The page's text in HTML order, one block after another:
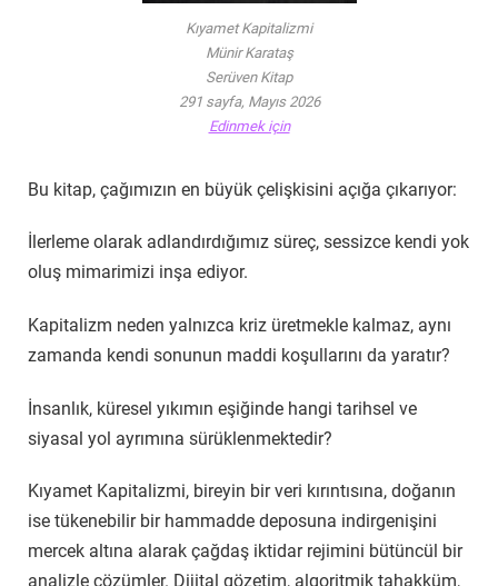
Kıyamet Kapitalizmi
Münir Karataş
Serüven Kitap
291 sayfa, Mayıs 2026
Edinmek için
Bu kitap, çağımızın en büyük çelişkisini açığa çıkarıyor:
İlerleme olarak adlandırdığımız süreç, sessizce kendi yok
oluş mimarimizi inşa ediyor.
Kapitalizm neden yalnızca kriz üretmekle kalmaz, aynı
zamanda kendi sonunun maddi koşullarını da yaratır?
İnsanlık, küresel yıkımın eşiğinde hangi tarihsel ve
siyasal yol ayrımına sürüklenmektedir?
Kıyamet Kapitalizmi, bireyin bir veri kırıntısına, doğanın
ise tükenebilir bir hammadde deposuna indirgenişini
mercek altına alarak çağdaş iktidar rejimini bütüncül bir
analizle çözümler. Dijital gözetim, algoritmik tahakküm,